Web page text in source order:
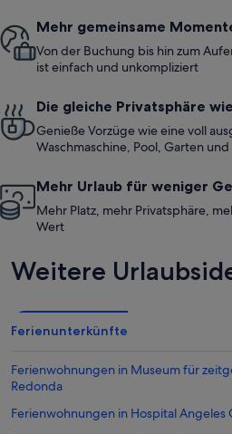
Mehr gemeinsame
Von der Buchung bis hin zum
ist einfach und unkompliziert
Die gleiche Privatsphäre
Genieße Vorzüge wie eine voll
Waschmaschine, Pool, Garten
Mehr Urlaub für weniger
Mehr Platz, mehr Privatsphäre,
Wert
Weitere
Ferienunterkünfte
Ferienwohnungen in Museum für
Redonda
Ferienwohnungen in Hospital Angeles